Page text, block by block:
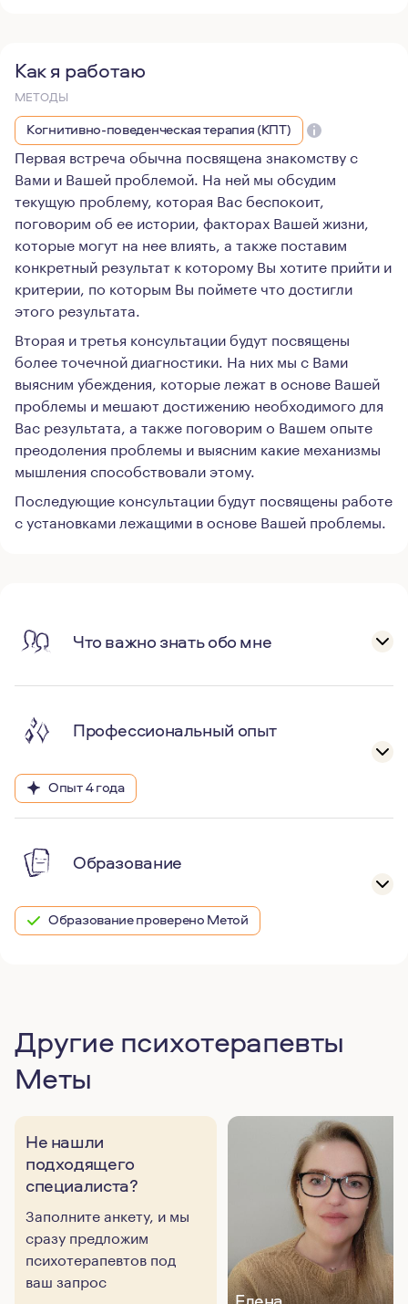
Как я работаю
МЕТОДЫ
Когнитивно-поведенческая терапия (КПТ)
Первая встреча обычна посвящена знакомству с
Вами и Вашей проблемой. На ней мы обсудим
текущую проблему, которая Вас беспокоит,
поговорим об ее истории, факторах Вашей жизни,
которые могут на нее влиять, а также поставим
конкретный результат к которому Вы хотите прийти и
критерии, по которым Вы поймете что достигли
этого результата.
Вторая и третья консультации будут посвящены
более точечной диагностики. На них мы с Вами
выясним убеждения, которые лежат в основе Вашей
проблемы и мешают достижению необходимого для
Вас результата, а также поговорим о Вашем опыте
преодоления проблемы и выясним какие механизмы
мышления способствовали этому.
Последующие консультации будут посвящены работе
с установками лежащими в основе Вашей проблемы.
Что важно знать обо мне
Профессиональный опыт
Опыт 4 года
Образование
Образование проверено Метой
Другие психотерапевты
Меты
Не нашли
подходящего
специалиста?
Заполните анкету, и мы
сразу предложим
психотерапевтов под
ваш запрос